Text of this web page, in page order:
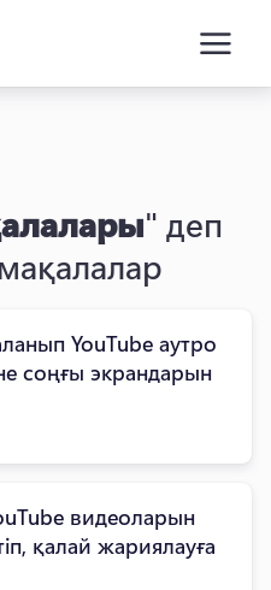
" деп
YouTube аутро
соңғы экрандарын
видеоларын
қалай жариялауға